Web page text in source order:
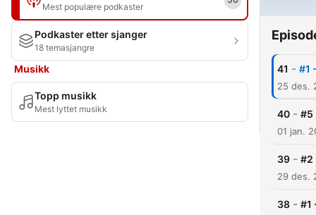
Mest populære podkaster
Podkaster etter sjanger
18 temasjangre
Musikk
Topp musikk
Mest lyttet musikk
41 - #1
25 des.
40 - #5
01 jan.
39 - #2
29 des.
38 - #1